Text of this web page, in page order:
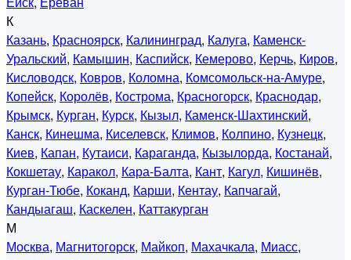
К
Казань, Красноярск, Калининград, Калуга, Каменск-
Уральский, Камышин, Каспийск, Кемерово, Керчь, Киров,
Кисловодск, Ковров, Коломна, Комсомольск-на-Амуре,
Копейск, Королёв, Кострома, Красногорск, Краснодар,
Крымск, Курган, Курск, Кызыл, Каменск-Шахтинский,
Канск, Кинешма, Киселевск, Климов, Колпино, Кузнецк,
Киев, Капан, Кутаиси, Караганда, Кызылорда, Костанай,
Кокшетау, Каракол, Кара-Балта, Кант, Кагул, Кишинёв,
Курган-Тюбе, Коканд, Карши, Кентау, Капчагай,
Кандыагаш, Каскелен, Каттакурган
М
Москва, Магнитогорск, Майкоп, Махачкала, Миасс,